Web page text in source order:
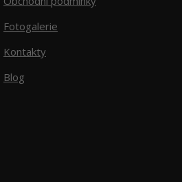
Fotogalerie
Kontakty
Blog